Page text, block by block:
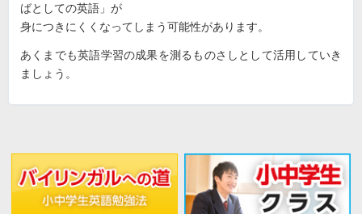
ばとしての英語」が
身につきにくくなってしまう可能性があります。
あくまでも英語学習の成果を測るものさしとして活用していき
ましょう。